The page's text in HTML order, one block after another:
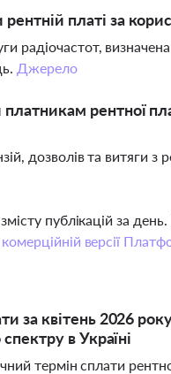
платі за
визначена
Джерело
рентної
дозволів та витяги
публікацій за
комерційній версії
за квітень 2026
в Україні
термін сплати